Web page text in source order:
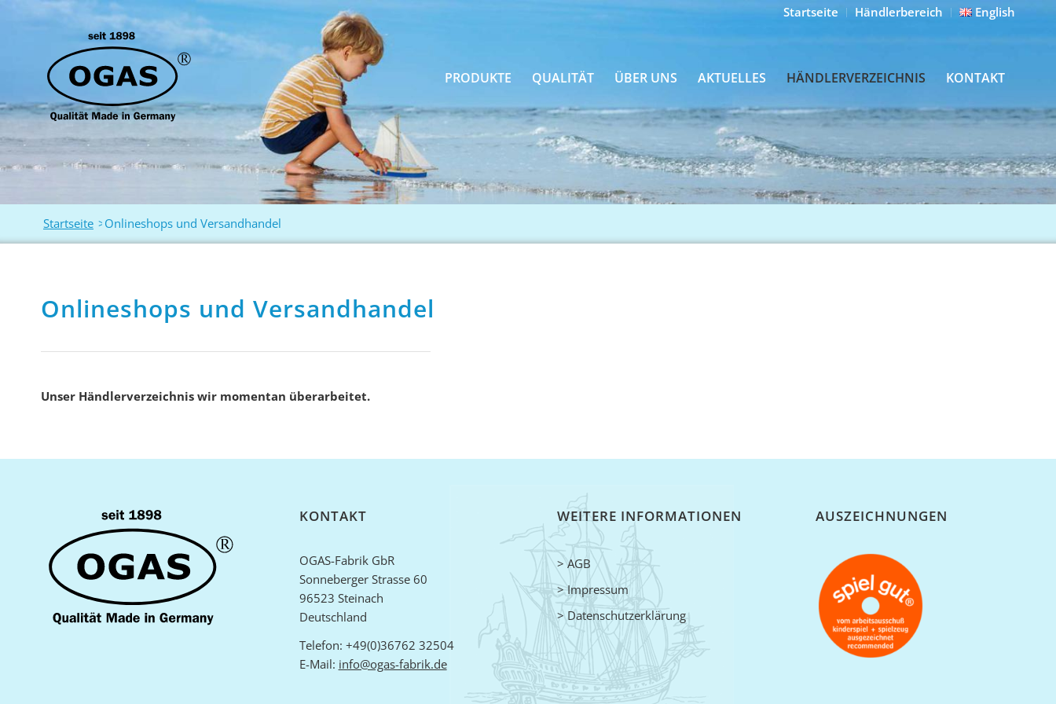
Startseite Händlerbereich English
PRODUKTE QUALITÄT ÜBER UNS AKTUELLES HÄNDLERVERZEICHNIS KONTAKT
Startseite > Onlineshops und Versandhandel
Onlineshops und Versandhandel
Unser Händlerverzeichnis wir momentan überarbeitet.
KONTAKT
OGAS-Fabrik GbR
Sonneberger Strasse 60
96523 Steinach
Deutschland
Telefon: +49(0)36762 32504
E-Mail: info@ogas-fabrik.de
WEITERE INFORMATIONEN
> AGB
> Impressum
> Datenschutzerklärung
AUSZEICHNUNGEN